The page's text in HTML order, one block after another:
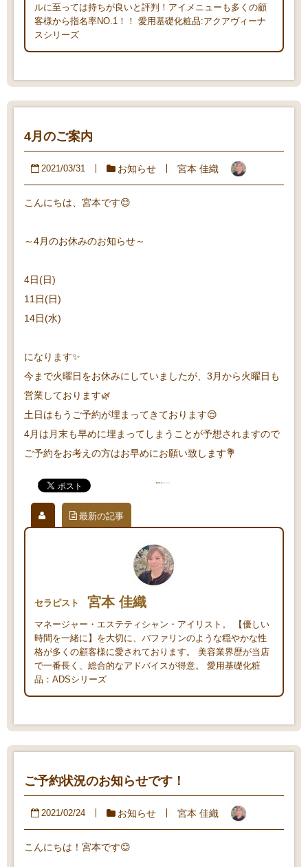
ルに至っては持ちが良いと評判！アイメニューも多くの顧
客様から指名率NO.1！！ 愛用基礎化粧品:アクアヴィーナ
スシリーズ
4月のご案内
2021/03/31 お知らせ 宮本 佳織
こんにちは、宮本です😊
～4月のお休みのお知らせ～
4日(日)
11日(日)
14日(水)
になります✨
今まで火曜日をお休みにしていましたが、3月から火曜日も
営業しております🌿
土日はもうご予約が埋まってきております😌
4月は月末も早めに埋まってしまうことが予想されますので
ご予約をお考えの方はお早めにお願い致します💐
最新の記事
セラピスト 宮本 佳織
マネージャー・エステティシャン・アイリスト。 【優しい
時間を一緒に】を大切に、バファリンのような穏やかな性
格が多くの顧客様に愛されております。 美容業界歴が当店
で一番長く、総合的なアドバイスが得意。 愛用基礎化粧
品：ADSシリーズ
ご予約状況のお知らせです！
2021/02/24 お知らせ 宮本 佳織
こんにちは！宮本です😊